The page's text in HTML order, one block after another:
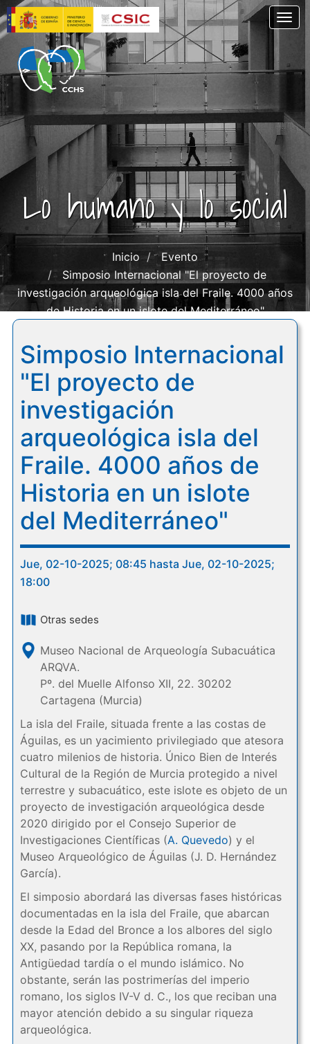
Pasar
al
contenido
principal
Lo humano y lo social
Inicio
Evento
Simposio Internacional "El proyecto de
investigación arqueológica isla del Fraile. 4000 años
de Historia en un islote del Mediterráneo"
Simposio Internacional
"El proyecto de
investigación
arqueológica isla del
Fraile. 4000 años de
Historia en un islote
del Mediterráneo"
Jue, 02-10-2025; 08:45 hasta Jue, 02-10-2025;
18:00
Otras sedes
Museo Nacional de Arqueología Subacuática
ARQVA.
Pº. del Muelle Alfonso XII, 22. 30202
Cartagena (Murcia)
La isla del Fraile, situada frente a las costas de
Águilas, es un yacimiento privilegiado que atesora
cuatro milenios de historia. Único Bien de Interés
Cultural de la Región de Murcia protegido a nivel
terrestre y subacuático, este islote es objeto de un
proyecto de investigación arqueológica desde
2020 dirigido por el Consejo Superior de
Investigaciones Científicas (A. Quevedo) y el
Museo Arqueológico de Águilas (J. D. Hernández
García).
El simposio abordará las diversas fases históricas
documentadas en la isla del Fraile, que abarcan
desde la Edad del Bronce a los albores del siglo
XX, pasando por la República romana, la
Antigüedad tardía o el mundo islámico. No
obstante, serán las postrimerías del imperio
romano, los siglos IV-V d. C., los que reciban una
mayor atención debido a su singular riqueza
arqueológica.